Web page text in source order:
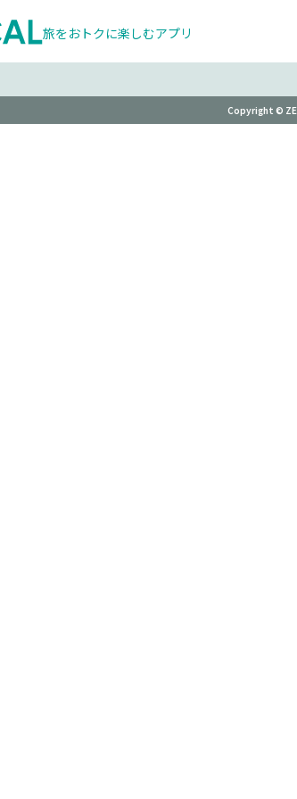
旅をおトクに楽しむアプリ
Copyright ©